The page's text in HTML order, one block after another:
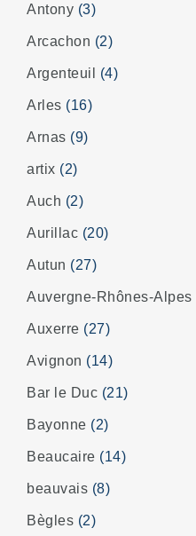
Antony (3)
Arcachon (2)
Argenteuil (4)
Arles (16)
Arnas (9)
artix (2)
Auch (2)
Aurillac (20)
Autun (27)
Auvergne-Rhônes-Alpes
Auxerre (27)
Avignon (14)
Bar le Duc (21)
Bayonne (2)
Beaucaire (14)
beauvais (8)
Bègles (2)